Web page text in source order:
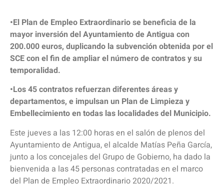
•El Plan de Empleo Extraordinario se beneficia de la
mayor inversión del Ayuntamiento de Antigua con
200.000 euros, duplicando la subvención obtenida por el
SCE con el fin de ampliar el número de contratos y su
temporalidad.
•Los 45 contratos refuerzan diferentes áreas y
departamentos, e impulsan un Plan de Limpieza y
Embellecimiento en todas las localidades del Municipio.
Este jueves a las 12:00 horas en el salón de plenos del
Ayuntamiento de Antigua, el alcalde Matías Peña García,
junto a los concejales del Grupo de Gobierno, ha dado la
bienvenida a las 45 personas contratadas en el marco
del Plan de Empleo Extraordinario 2020/2021.